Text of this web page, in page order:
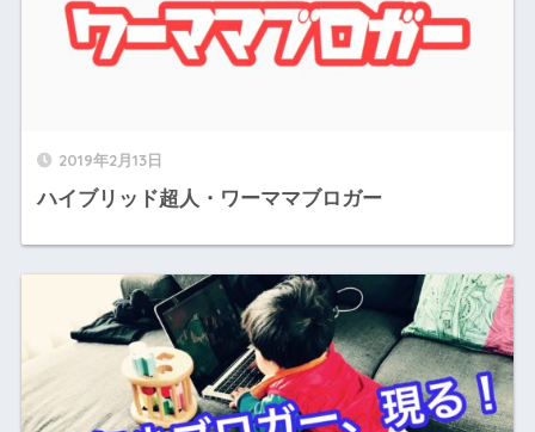
2019年2月13日
ハイブリッド超人・ワーママブロガー